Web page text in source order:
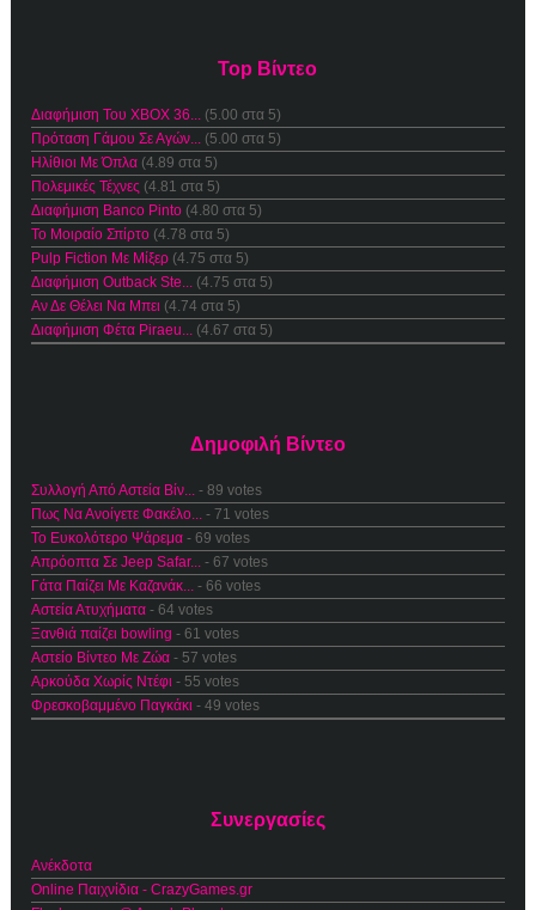
Top Βίντεο
Διαφήμιση Του XBOX 36...
(5.00 στα 5)
Πρόταση Γάμου Σε Αγών...
(5.00 στα 5)
Ηλίθιοι Με Όπλα (4.89 στα 5)
Πολεμικές Τέχνες (4.81 στα 5)
Διαφήμιση Banco Pinto (4.80 στα 5)
Το Μοιραίο Σπίρτο (4.78 στα 5)
Pulp Fiction Με Μίξερ (4.75 στα 5)
Διαφήμιση Outback Ste...
(4.75 στα 5)
Αν Δε Θέλει Να Μπει (4.74 στα 5)
Διαφήμιση Φέτα Piraeu...
(4.67 στα 5)
Δημοφιλή Βίντεο
Συλλογή Από Αστεία Βίν... - 89 votes
Πως Να Ανοίγετε Φακέλο... - 71 votes
Το Ευκολότερο Ψάρεμα - 69 votes
Απρόοπτα Σε Jeep Safar... - 67 votes
Γάτα Παίζει Με Καζανάκ... - 66 votes
Αστεία Ατυχήματα - 64 votes
Ξανθιά παίζει bowling - 61 votes
Αστείο Βίντεο Με Ζώα - 57 votes
Αρκούδα Χωρίς Ντέφι - 55 votes
Φρεσκοβαμμένο Παγκάκι - 49 votes
Συνεργασίες
Ανέκδοτα
Online Παιχνίδια - CrazyGames.gr